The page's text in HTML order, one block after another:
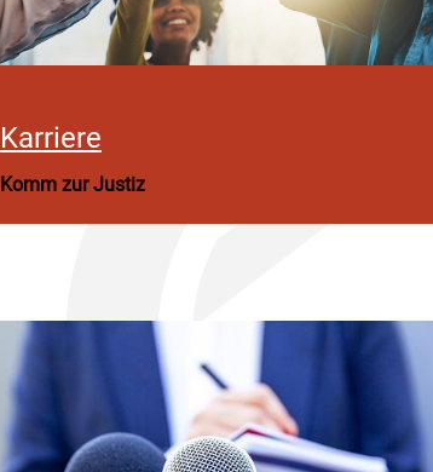
Karriere
Komm zur Justiz